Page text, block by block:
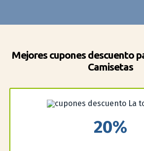
Mejores cupones descuento
Camisetas
20%